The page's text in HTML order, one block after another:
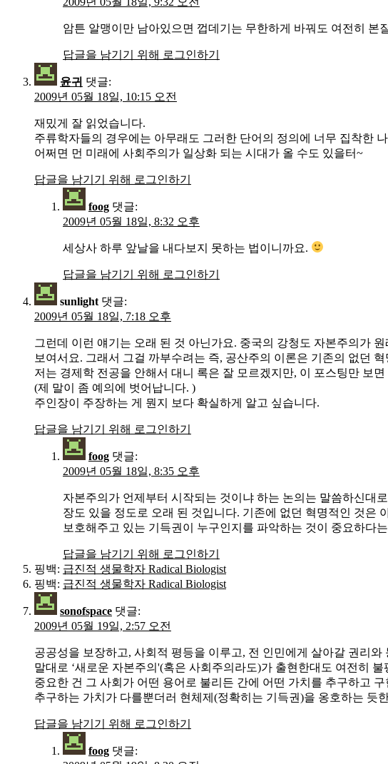
암튼 알맹이만 남아있으면 껍데기는 무한하게 바꿔도 여전히
답글을 남기기 위해 로그인하기
윤귀 댓글:
2009년 05월 18일, 10:15 오전
재밌게 잘 읽었습니다.
주류학자들의 경우에는 아무래도 그러한 단어의 정의에 너무 집착한
어쩌면 먼 미래에 사회주의가 일상화 되는 시대가 올 수도 있을터~
답글을 남기기 위해 로그인하기
foog 댓글:
2009년 05월 18일, 8:32 오후
세상사 하루 앞날을 내다보지 못하는 법이니까요.
답글을 남기기 위해 로그인하기
sunlight 댓글:
2009년 05월 18일, 7:18 오후
그런데 이런 얘기는 오래 된 것 아닌가요. 중국의 강청도 자본주의가
보여서요. 그래서 그걸 까부수려는 즉, 공산주의 이론은 기존의 없던
저는 경제학 전공을 안해서 대니 록은 잘 모르겠지만, 이 포스팅만 보
(제 말이 좀 예의에 벗어납니다. )
주인장이 주장하는 게 뭔지 보다 확실하게 알고 싶습니다.
답글을 남기기 위해 로그인하기
foog 댓글:
2009년 05월 18일, 8:35 오후
자본주의가 언제부터 시작되는 것이냐 하는 논의는 말씀하신대
장도 있을 정도로 오래 된 것입니다. 기존에 없던 혁명적인 것은
보호해주고 있는 기득권이 누구인지를 파악하는 것이 중요하다
답글을 남기기 위해 로그인하기
핑백: 급진적 생물학자 Radical Biologist
핑백: 급진적 생물학자 Radical Biologist
sonofspace 댓글:
2009년 05월 19일, 2:57 오전
공공성을 보장하고, 사회적 평등을 이루고, 전 인민에게 살아갈 권리
말대로 ‘새로운 자본주의'(혹은 사회주의라도)가 출현한대도 여전히
중요한 건 그 사회가 어떤 용어로 불리든 간에 어떤 가치를 추구하고
추구하는 가치가 다를뿐더러 현체제(정확히는 기득권)을 옹호하는 듯
답글을 남기기 위해 로그인하기
foog 댓글: